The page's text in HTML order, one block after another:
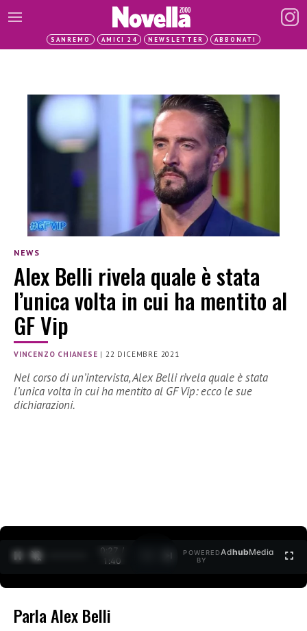
SANREMO AMICI 24 NEWSLETTER ABBONATI
NEWS
Alex Belli rivela quale è stata
l’unica volta in cui ha mentito al
GF Vip
VINCENZO CHIANESE |22 DICEMBRE 2021
Nel corso di un’intervista, Alex Belli rivela quale è stata
l’unica volta in cui ha mentito al GF Vip: ecco le sue
dichiarazioni.
0:27 /
1:40
POWERED
BY
AdhubMedia
Parla Alex Belli